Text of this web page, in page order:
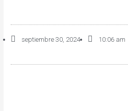
septiembre 30, 2024 10:06 am